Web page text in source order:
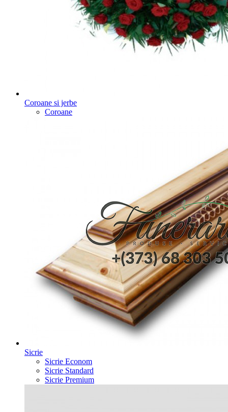
Coroane si jerbe
Coroane
Sicrie
Sicrie Econom
Sicrie Standard
Sicrie Premium